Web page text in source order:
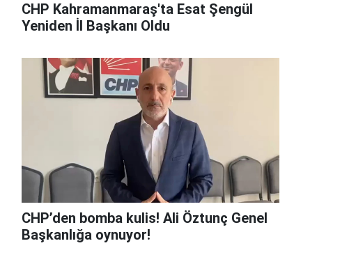
CHP Kahramanmaraş'ta Esat Şengül
Yeniden İl Başkanı Oldu
CHP’den bomba kulis! Ali Öztunç Genel
Başkanlığa oynuyor!